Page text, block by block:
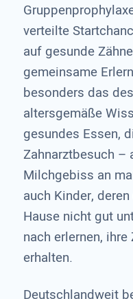
verteilte
auf gesunde
gemeinsame
besonders das
altersgemäße
gesundes Essen,
Zahnarztbesuch –
Milchgebiss an
auch Kinder,
Hause nicht gut
nach erlernen,
erhalten.
Deutschlandweit